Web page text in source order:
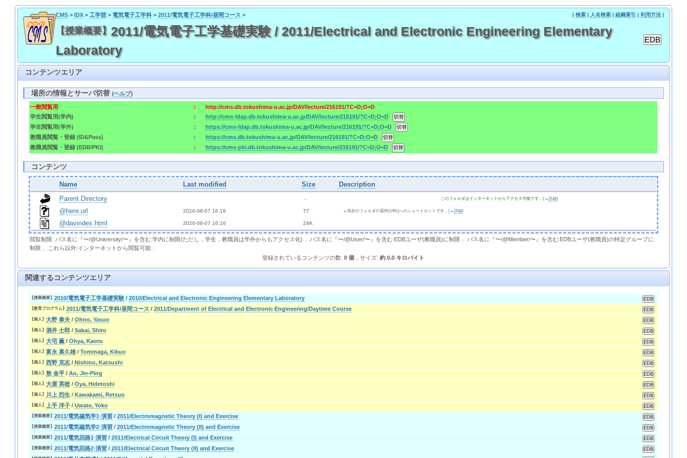
CMS> IDX> 工学部> 電気電子工学科> 2011/電気電子工学科/昼間コース > | 検索| 人名検索| 組織索引 | 利用方法|
【授業概要】 2011/電気電子工学基礎実験 / 2011/Electrical and Electronic Engineering Elementary
Laboratory
コンテンツエリア
場所の情報とサーバ切替(ヘルプ)
一般閲覧用 :
http://cms.db.tokushima-u.ac.jp/DAV/lecture/216191/?C=D;O=D
学生閲覧用(学内)
:
http://cms-ldap.db.tokushima-u.ac.jp/DAV/lecture/216191/?C=D;O=D
学生閲覧用(学外)
:
https://cms-ldap.db.tokushima-u.ac.jp/DAV/lecture/216191/?C=D;O=D
教職員閲覧・登録 (ID&Pass)
:
https://cms.db.tokushima-u.ac.jp/DAV/lecture/216191/?C=D;O=D
教職員閲覧・登録 (EDB/PKI)
: https://cms-pki.db.tokushima-u.ac.jp/DAV/lecture/216191/?C=D;O=D
コンテンツ
Name Last modified Size
Description
Parent Directory
  -
このフォルダはインターネットからアクセス可能です．(→詳細)
@here.url 2026-08-07 16:16 77 ←現在のフォルダの場所(URL)へのショートカットです．(→詳細)
@davindex.html 2026-08-07 16:16 24K
閲覧制限: パス名に『〜/@University/〜』を含む:学内に制限(ただし，学生，教職員は学外からもアクセス化)． パス名に『〜/@User/〜』を含む:EDBユーザ(教職員)に制限． パス名に『〜/@Member/〜』を含む:EDBユーザ(教職員)の特定グループに
制限． これら以外:インターネットから閲覧可能．
登録されているコンテンツの数:0 個 ，サイズ:約 0.0 キロバイト
関連するコンテンツエリア
【授業概要】2010/電気電子工学基礎実験 /2010/Electrical and Electronic Engineering Elementary Laboratory
【教育プログラム】2011/電気電子工学科/昼間コース /2011/Department of Electrical and Electronic Engineering/Daytime Course
【個人】大野 泰夫 /Ohno, Yasuo
【個人】酒井 士郎 /Sakai, Shiro
【個人】大宅 薫 /Ohya, Kaoru
【個人】富永 喜久雄/Tominaga, Kikuo
【個人】西野 克志 /Nishino, Katsushi
【個人】敖 金平 /Ao, Jin-Ping
【個人】大屋 英稔 /Oya, Hidetoshi
【個人】 川上 烈生 /Kawakami, Retsuo
【個人】 上手 洋子 /Uwate, Yoko
【授業概要】2011/電気磁気学1·演習 /2011/Electromagnetic Theory (I) and Exercise
【授業概要】2011/電気磁気学2·演習 /2011/Electromagnetic Theory (II) and Exercise
【授業概要】2011/電気回路1·演習 /2011/Electrical Circuit Theory (I) and Exercise
【授業概要】2011/電気回路2·演習 /2011/Electrical Circuit Theory (II) and Exercise